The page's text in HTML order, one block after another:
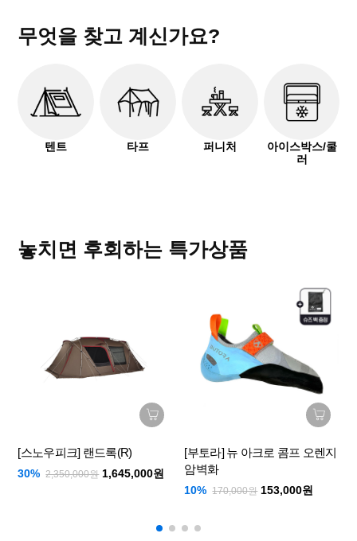
무엇을 찾고 계신가요?
텐트 타프 퍼니처
아이스박스/쿨
러
놓치면 후회하는 특가상품
[스노우피크] 랜드록(R)
30% 2,350,000원 1,645,000원
[부토라] 뉴 아크로 콤프 오렌지
암벽화
10% 170,000원 153,000원